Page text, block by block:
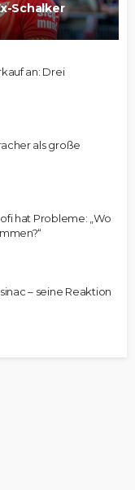
Schalker
an: Drei
als große
hat Probleme: „Wo
– seine Reaktion